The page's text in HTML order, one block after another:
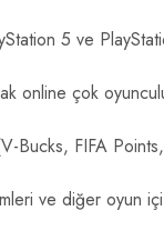
5 ve
online çok
Bucks, FIFA
ve diğer oyun